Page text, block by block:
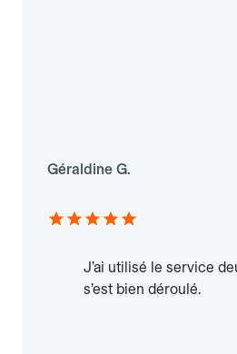
Géraldine G.
J’ai utilisé le service
s’est bien déroulé.